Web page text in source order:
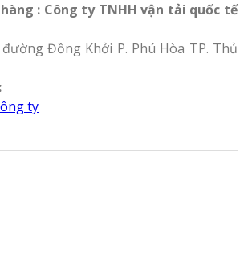
: Công ty TNHH vận tải quốc tế
Đồng Khởi P. Phú Hòa TP. Thủ
ty